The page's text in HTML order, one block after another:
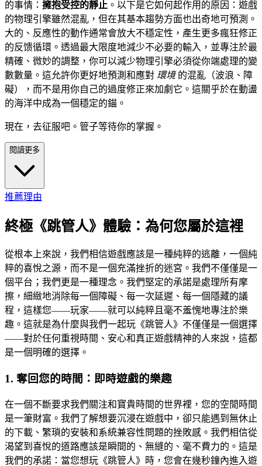
的事情： 擁抱受控的靜止 。以下是它如何起作用的原因：遊戲
的物理引擎雖然混亂，但在其基本趨勢方面也出奇地可預測。
大的、反應性的動作通常會放大不穩定性，產生更多瘋狂修正
的反馈循環。透過最大限度地減少不必要的輸入，並專注於最
精確、微妙的調整，你可以減少物理引擎必須從你端處理的變
數數量。這允許你更好地預測和應對 環境的混亂（波浪、障
礙），而不是用你自己的過度修正來加劇它。這關乎於在動盪
的海洋中成為一個穩定的錨。
現在，去征服吧。管子等待你的掌握。
閱讀更多
推薦理由
終極《跳管人》體驗：為何您屬於這裡
從根本上來說，我們相信遊戲應該是一種純粹的逃離，一個純
粹的喜悅之源，而不是一個充滿挫折的迷宮。我們不僅僅是一
個平台；我們更是一種理念。我們堅定的承諾是處理所有摩
擦，細緻地消除每一個障礙、每一次延遲、每一個隱藏的議
程，這樣您——玩家——就可以純粹且毫不羞愧地專注於樂
趣。這就是為什麼與我們一起玩《跳管人》不僅僅是一個選擇
——對於任何重視時間、安心和真正遊戲精神的人來說，這都
是一個明確的選擇。
1. 奪回您的時間：即時遊戲的樂趣
在一個不斷要求我們關注和寶貴時間的世界裡，您的空閒時間
是一筆財富。我們了解想要沉浸在遊戲中，卻只能遇到無休止
的下載、繁瑣的安裝和系統兼容性問題的挫敗感。我們相信從
渴望到喜悅的道路應該是瞬間的、無縫的、毫不費力的。這是
我們的承諾：當您想玩《跳管人》時，您會在幾秒鐘內進入遊